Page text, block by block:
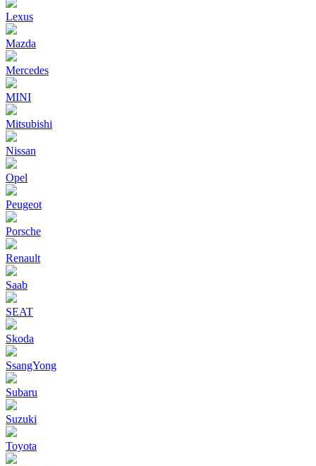
Lexus
Mazda
Mercedes
MINI
Mitsubishi
Nissan
Opel
Peugeot
Porsche
Renault
Saab
SEAT
Skoda
SsangYong
Subaru
Suzuki
Toyota